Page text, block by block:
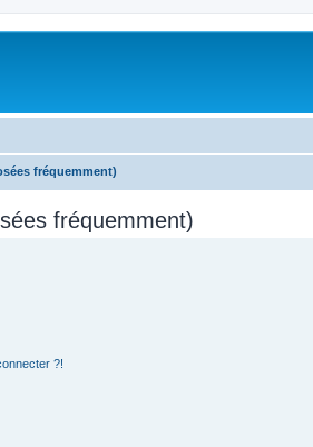
fréquemment)
fréquemment)
?!